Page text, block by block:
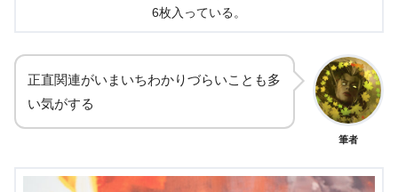
6枚入っている。
正直関連がいまいちわかりづらいことも多
い気がする
筆者